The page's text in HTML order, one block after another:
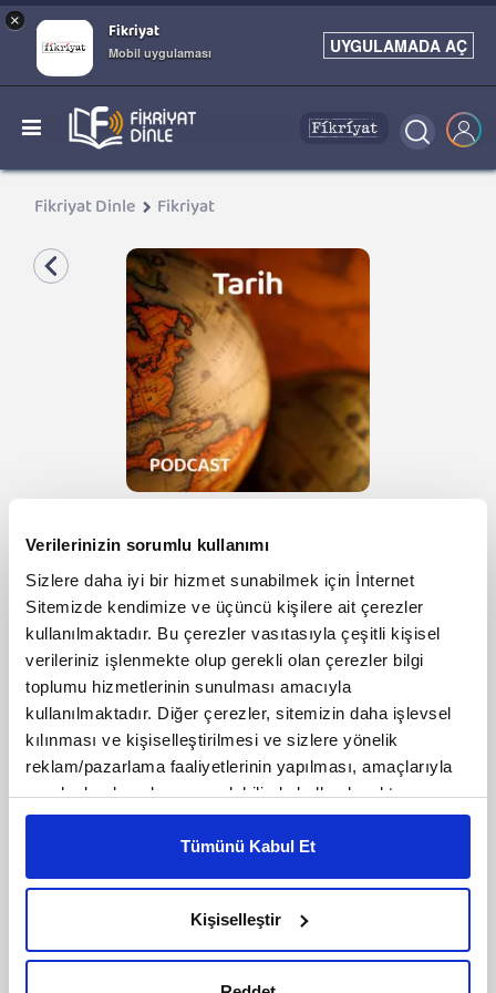
Verilerinizin sorumlu kullanımı
Sizlere daha iyi bir hizmet sunabilmek için İnternet
Sitemizde kendimize ve üçüncü kişilere ait çerezler
kullanılmaktadır. Bu çerezler vasıtasıyla çeşitli kişisel
verileriniz işlenmekte olup gerekli olan çerezler bilgi
toplumu hizmetlerinin sunulması amacıyla
kullanılmaktadır. Diğer çerezler, sitemizin daha işlevsel
kılınması ve kişiselleştirilmesi ve sizlere yönelik
reklam/pazarlama faaliyetlerinin yapılması, amaçlarıyla
sınırlı olarak açık rızanız dahilinde kullanılacaktır.
Çerezlere ilişkin tercihlerinizi çerez paneli vasıtasıyla
belirleyebilirsiniz. Çerezlere ilişkin detaylı bilgi için
Ayarlar butonuna tıklayabilir,
6698 sayılı Kişisel Verilerin Korunması Kanunu uyarınca
hazırlanmış olan İnternet Sitesi Aydınlatma Metnimizi
Tümünü Kabul Et
Kişiselleştir
× Fikriyat
Mobil uygulaması UYGULAMADA AÇ
Fikriyat Dinle Fikriyat
Ansiklopedik risaleleriyle
tanınan felsefe topluluğu:
İhvan-ı Safa
Fikriyat 150 Bölüm | 17:04:29
DİNLE
Ansiklopedik risaleleriyle tanınan felsefe
topluluğu: İhvan-ı Safa
II. Abdülhamid'in Cuma Selamlığı
Şanlı bir direniş: Plevne
Yunanistan’a damga vuran Türk: Sadık